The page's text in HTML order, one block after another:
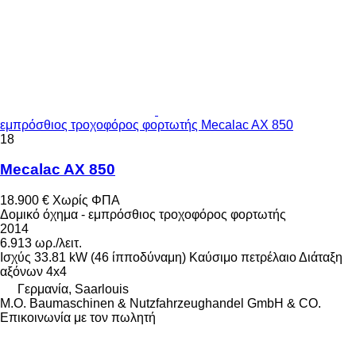
εμπρόσθιος τροχοφόρος φορτωτής Mecalac AX 850
18
Mecalac AX 850
18.900 € Χωρίς ΦΠΑ
Δομικό όχημα - εμπρόσθιος τροχοφόρος φορτωτής
2014
6.913 ωρ./λειτ.
Ισχύς 33.81 kW (46 ίπποδύναμη) Καύσιμο πετρέλαιοΔιάταξη
αξόνων 4x4
Γερμανία, Saarlouis
M.O. Baumaschinen & Nutzfahrzeughandel GmbH & CO.
Επικοινωνία με τον πωλητή